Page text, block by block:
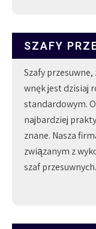
SZAFY
Szafy
wnęk jest dzisiaj
standardowym.
najbardziej
znane. Nasza
związanym z
szaf przesuwnych.